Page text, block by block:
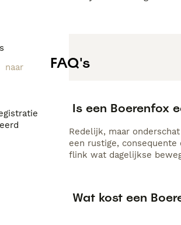
FAQ's
Is een Boerenfox
Redelijk, maar
een rustige,
flink wat dagelijkse
Wat kost een